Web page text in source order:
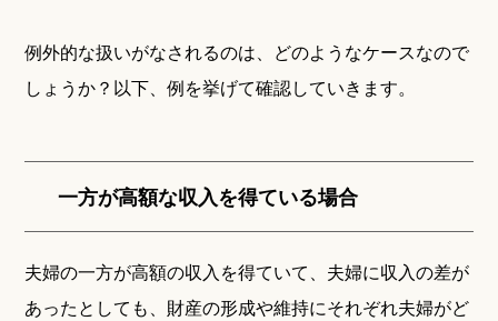
例外的な扱いがなされるのは、どのようなケースなので
しょうか？以下、例を挙げて確認していきます。
一方が高額な収入を得ている場合
夫婦の一方が高額の収入を得ていて、夫婦に収入の差が
あったとしても、財産の形成や維持にそれぞれ夫婦がど